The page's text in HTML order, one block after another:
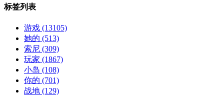
标签列表
游戏 (13105)
她的 (513)
索尼 (309)
玩家 (1867)
小岛 (108)
你的 (701)
战地 (129)